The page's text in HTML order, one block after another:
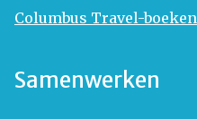
Columbus Travel-boeken
Samenwerken